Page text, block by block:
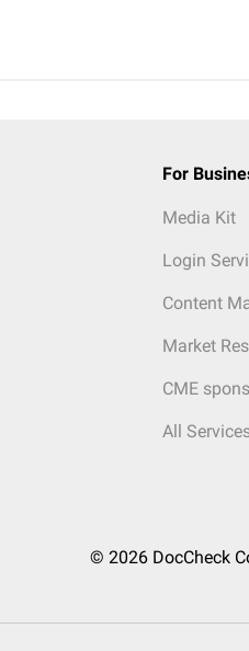
For
Media Kit
Login
Content
Market
CME
All
© 2026 DocCheck